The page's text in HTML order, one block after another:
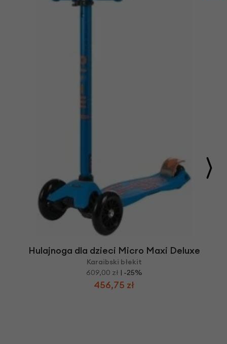
Hulajnoga dla dzieci Micro Maxi Deluxe
Karaibski błekit
609,00 zł | -25%
456,75 zł